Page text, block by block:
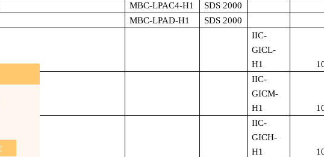
MBC-LPAC4-H1
SDS 2000
MBC-LPAD-H1 SDS 2000
IIC-
GICL-
H1
IIC-
GICM-
H1
IIC-
GICH-
H1